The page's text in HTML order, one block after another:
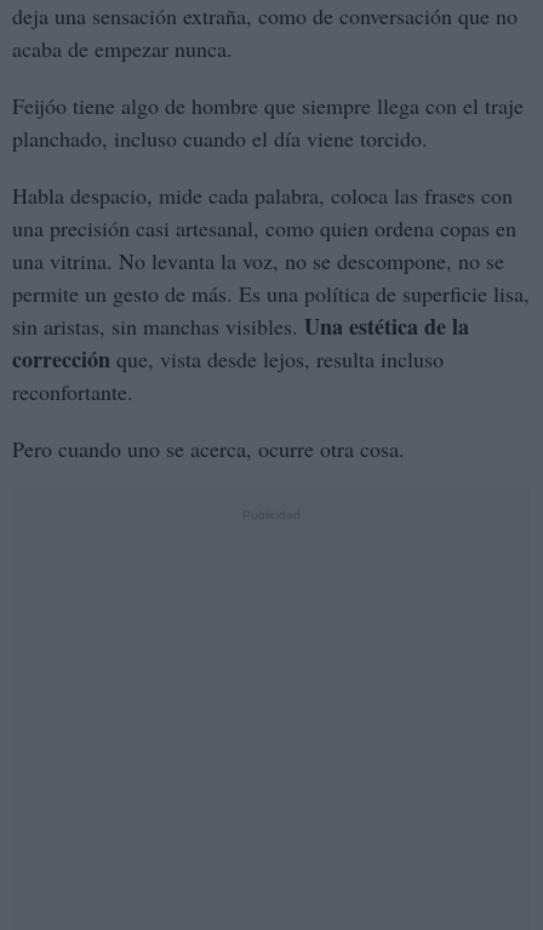
deja una sensación extraña, como de conversación que no
acaba de empezar nunca.
Feijóo tiene algo de hombre que siempre llega con el traje
planchado, incluso cuando el día viene torcido.
Habla despacio, mide cada palabra, coloca las frases con
una precisión casi artesanal, como quien ordena copas en
una vitrina. No levanta la voz, no se descompone, no se
permite un gesto de más. Es una política de superficie lisa,
sin aristas, sin manchas visibles. Una estética de la
corrección que, vista desde lejos, resulta incluso
reconfortante.
Pero cuando uno se acerca, ocurre otra cosa.